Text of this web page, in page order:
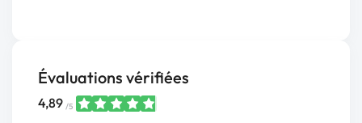
Évaluations vérifiées
4,89 /5